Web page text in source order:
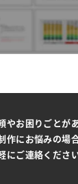
やお困りごとが
作にお悩みの場
にご連絡ください